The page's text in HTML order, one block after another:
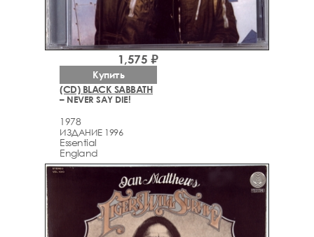
(CD) BLACK SABBATH
– NEVER SAY DIE!
1978
ИЗДАНИЕ 1996
Essential
England
1,575 ₽
Купить